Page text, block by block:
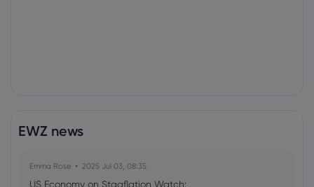
EWZ news
Emma Rose 2025 Jul 03, 08:35
US Economy on Stagflation Watch: